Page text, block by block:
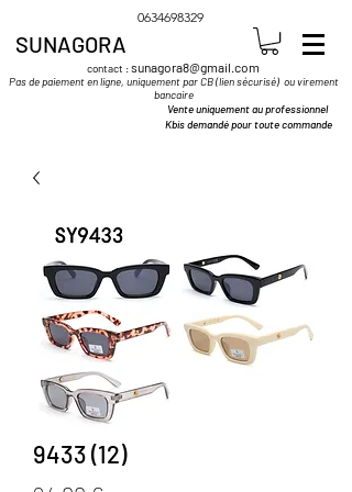
0634698329
SUNAGORA
contact :sunagora8@gmail.com
Pas de paiement en ligne, uniquement par CB (lien sécurisé) ou virement
bancaire
Vente uniquement au professionnel
Kbis demandé pour toute commande
9433 (12)